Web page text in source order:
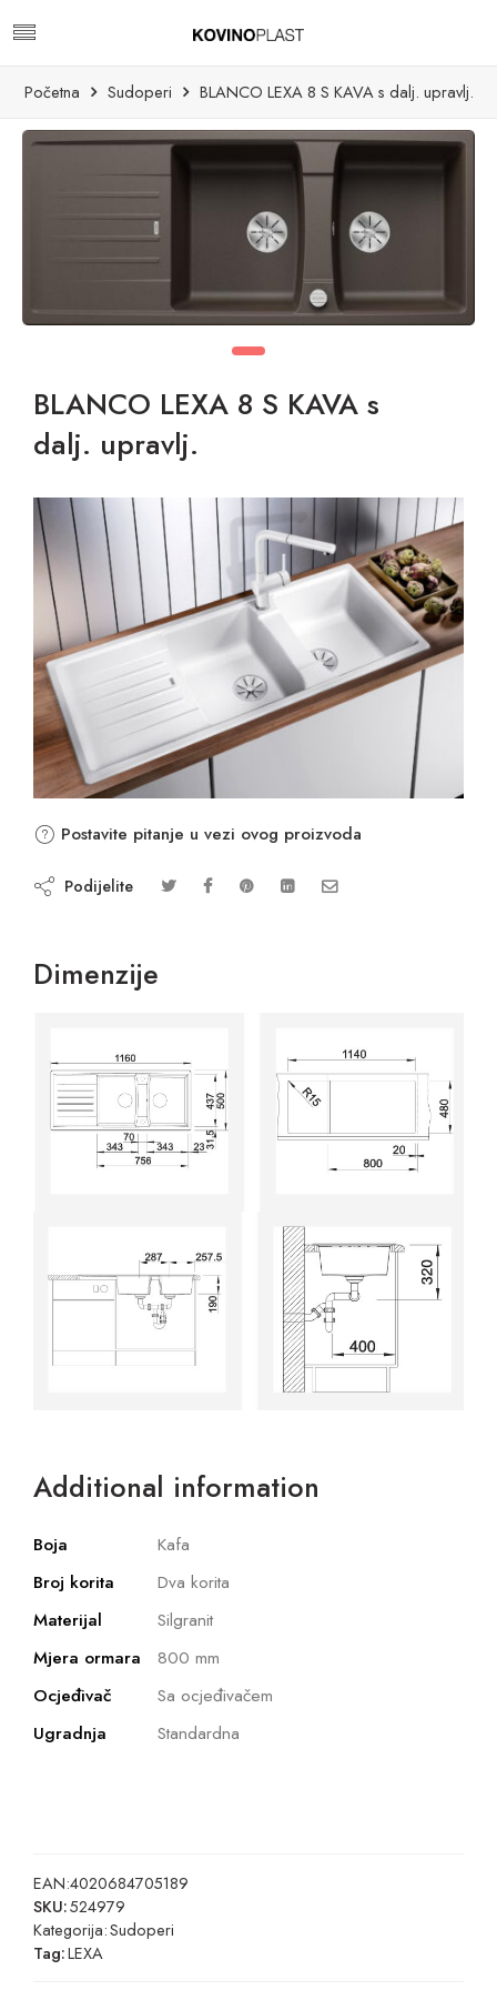
Početna Sudoperi BLANCO LEXA 8 S KAVA s dalj. upravlj.
BLANCO LEXA 8 S KAVA s
dalj. upravlj.
Postavite pitanje u vezi ovog proizvoda
Podijelite
Dimenzije
Additional information
Boja
Kafa
Broj korita
Dva korita
Materijal
Silgranit
Mjera ormara
800 mm
Ocjeđivač
Sa ocjeđivačem
Ugradnja
Standardna
EAN:4020684705189
SKU:524979
Kategorija:Sudoperi
Tag:LEXA